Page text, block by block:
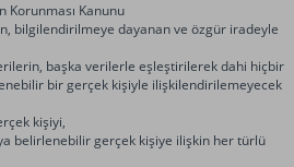
Korunması Kanunu
bilgilendirilmeye dayanan ve özgür iradeyle
başka verilerle eşleştirilerek dahi hiçbir
bir gerçek kişiyle ilişkilendirilemeyecek
kişiyi,
belirlenebilir gerçek kişiye ilişkin her türlü